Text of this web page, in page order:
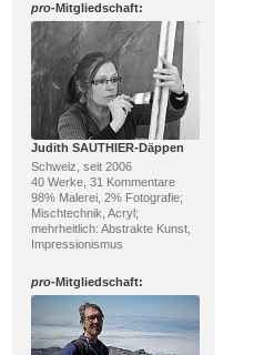
pro-Mitgliedschaft:
Judith SAUTHIER-Däppen
Schweiz, seit 2006
40 Werke, 31 Kommentare
98% Malerei, 2% Fotografie;
Mischtechnik, Acryl;
mehrheitlich: Abstrakte Kunst,
Impressionismus
pro-Mitgliedschaft: